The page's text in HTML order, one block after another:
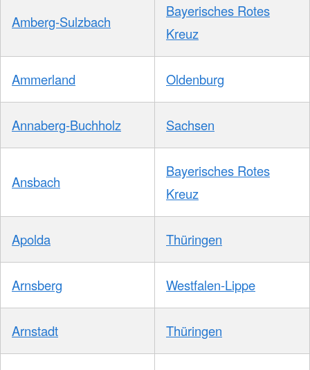
Amberg-Sulzbach
Bayerisches Rotes
Kreuz
Ammerland Oldenburg
Annaberg-Buchholz Sachsen
Ansbach
Bayerisches Rotes
Kreuz
Apolda Thüringen
Arnsberg Westfalen-Lippe
Arnstadt Thüringen